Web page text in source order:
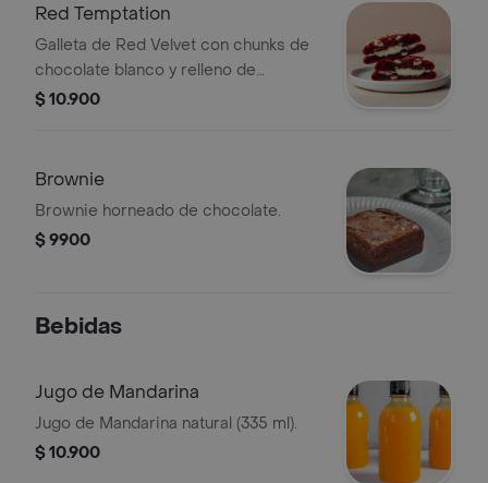
Red Temptation
Galleta de Red Velvet con chunks de
chocolate blanco y relleno de
Cheesecake.
$ 10.900
Brownie
Brownie horneado de chocolate.
$ 9900
Bebidas
Jugo de Mandarina
Jugo de Mandarina natural (335 ml).
$ 10.900